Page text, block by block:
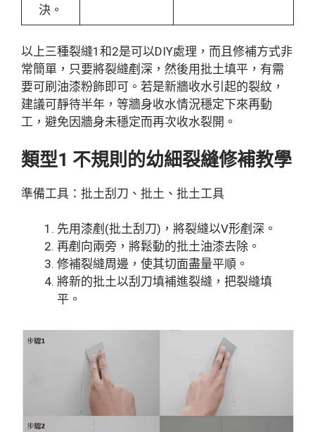
決。
以上三種裂縫1和2是可以DIY處理，而且修補方式非
常簡單，只要將裂縫剷深，然後用批土填平，有需
要可刷油漆粉飾即可。若是新牆收水引起的裂紋，
建議可靜待半年，等牆身收水情況穩定下來再動
工，避免因牆身未穩定而再次收水裂開。
類型1 不規則的幼細裂縫修補教學
準備工具：批土刮刀、批土、批土工具
先用漆剷(批土刮刀)，將裂縫以V形剷深。
再剷向兩旁，將鬆動的批土油漆去除。
修補裂縫周邊，使其切面盡量平順。
將新的批土以刮刀填補進裂縫，把裂縫填
平。